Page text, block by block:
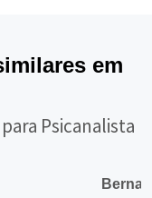
em
Psicanalista